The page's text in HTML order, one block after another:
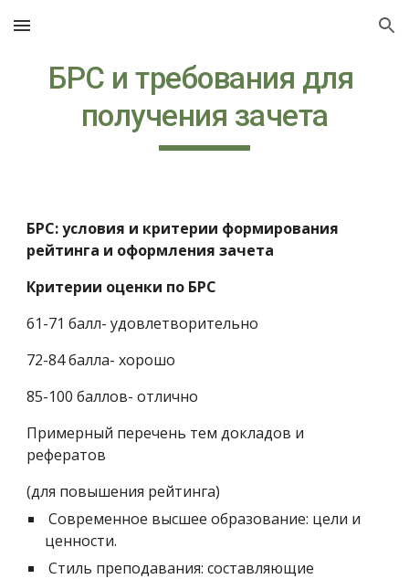
Skip to main content Skip to navigation
БРС и требования для
получения зачета
БРС: условия и критерии формирования
рейтинга и оформления зачета
Критерии оценки по БРС
61-71 балл- удовлетворительно
72-84 балла- хорошо
85-100 баллов- отлично
Примерный перечень тем докладов и
рефератов
(для повышения рейтинга)
Современное высшее образование: цели и
ценности.
Стиль преподавания: составляющие